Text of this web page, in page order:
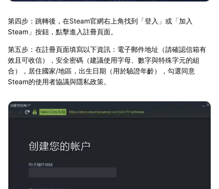
第四步：跳轉後，在Steam官網右上角找到「登入」或「加入
Steam」按鈕，點擊進入註冊頁面。
第五步：在註冊頁面填寫以下資訊：電子郵件地址（請確認信箱有
效且可收信），安全密碼（建議使用字母、數字與特殊字元的組
合），居住國家/地區，出生日期（用於驗證年齡），勾選同意
Steam的使用者協議與隱私政策。